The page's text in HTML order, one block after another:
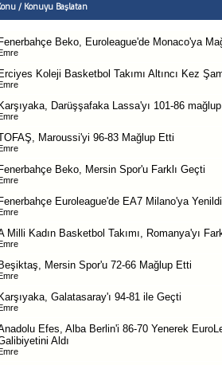
/ Konuyu Başlatan
Beko, Euroleague'de Monaco'ya
Koleji Basketbol Takımı Altıncı Kez
Darüşşafaka Lassa'yı 101-86
Maroussi'yi 96-83 Mağlup Etti
Beko, Mersin Spor'u Farklı Geçti
Euroleague'de EA7 Milano'ya Yenildi
Milli Kadın Basketbol Takımı, Romanya'yı
Mersin Spor'u 72-66 Mağlup Etti
Galatasaray'ı 94-81 ile Geçti
Efes, Alba Berlin'i 86-70 Yenerek
Aldı